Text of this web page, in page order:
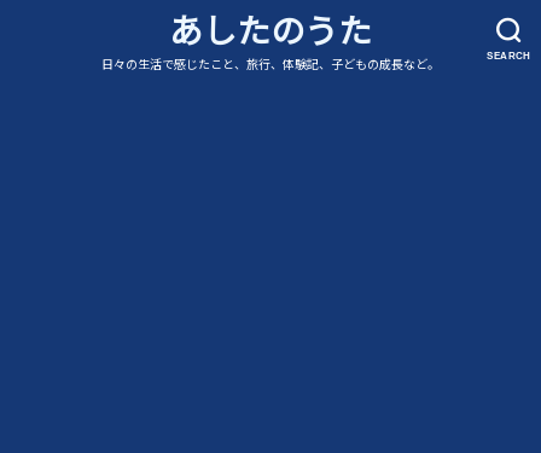
SEARCH
あしたのうた
日々の生活で感じたこと、旅行、体験記、子どもの成長など。